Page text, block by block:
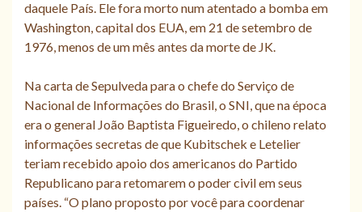
daquele País. Ele fora morto num atentado a bomba em
Washington, capital dos EUA, em 21 de setembro de
1976, menos de um mês antes da morte de JK.
Na carta de Sepulveda para o chefe do Serviço de
Nacional de Informações do Brasil, o SNI, que na época
era o general João Baptista Figueiredo, o chileno relato
informações secretas de que Kubitschek e Letelier
teriam recebido apoio dos americanos do Partido
Republicano para retomarem o poder civil em seus
países. “O plano proposto por você para coordenar